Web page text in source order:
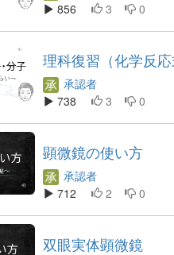
856
3 0
理科復習（化学反応
承認者
738
3 0
顕微鏡の使い方
承認者
712
2 0
双眼実体顕微鏡